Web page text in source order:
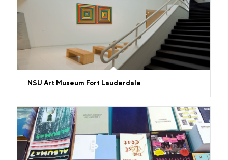
NSU Art Museum Fort Lauderdale